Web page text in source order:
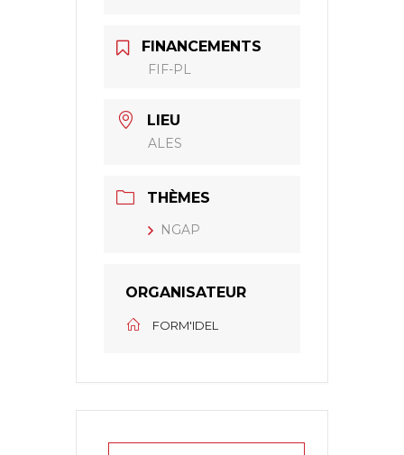
FINANCEMENTS
FIF-PL
LIEU
ALES
THÈMES
NGAP
ORGANISATEUR
FORM'IDEL